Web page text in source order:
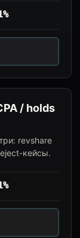
/ holds
revshare
кейсы.